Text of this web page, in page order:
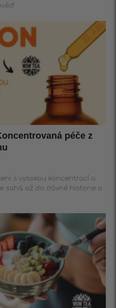
péče z
s vysokou koncentrací a
sahá až do dávné historie a